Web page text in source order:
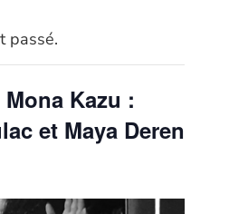
passé.
Kazu :
et Maya Deren